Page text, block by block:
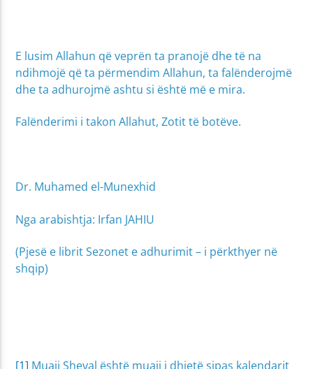
E lusim Allahun që veprën ta pranojë dhe të na
ndihmojë që ta përmendim Allahun, ta falënderojmë
dhe ta adhurojmë ashtu si është më e mira.
Falënderimi i takon Allahut, Zotit të botëve.
Dr. Muhamed el-Munexhid
Nga arabishtja: Irfan JAHIU
(Pjesë e librit Sezonet e adhurimit – i përkthyer në
shqip)
[1] Muaji Sheval është muaji i dhjetë sipas kalendarit